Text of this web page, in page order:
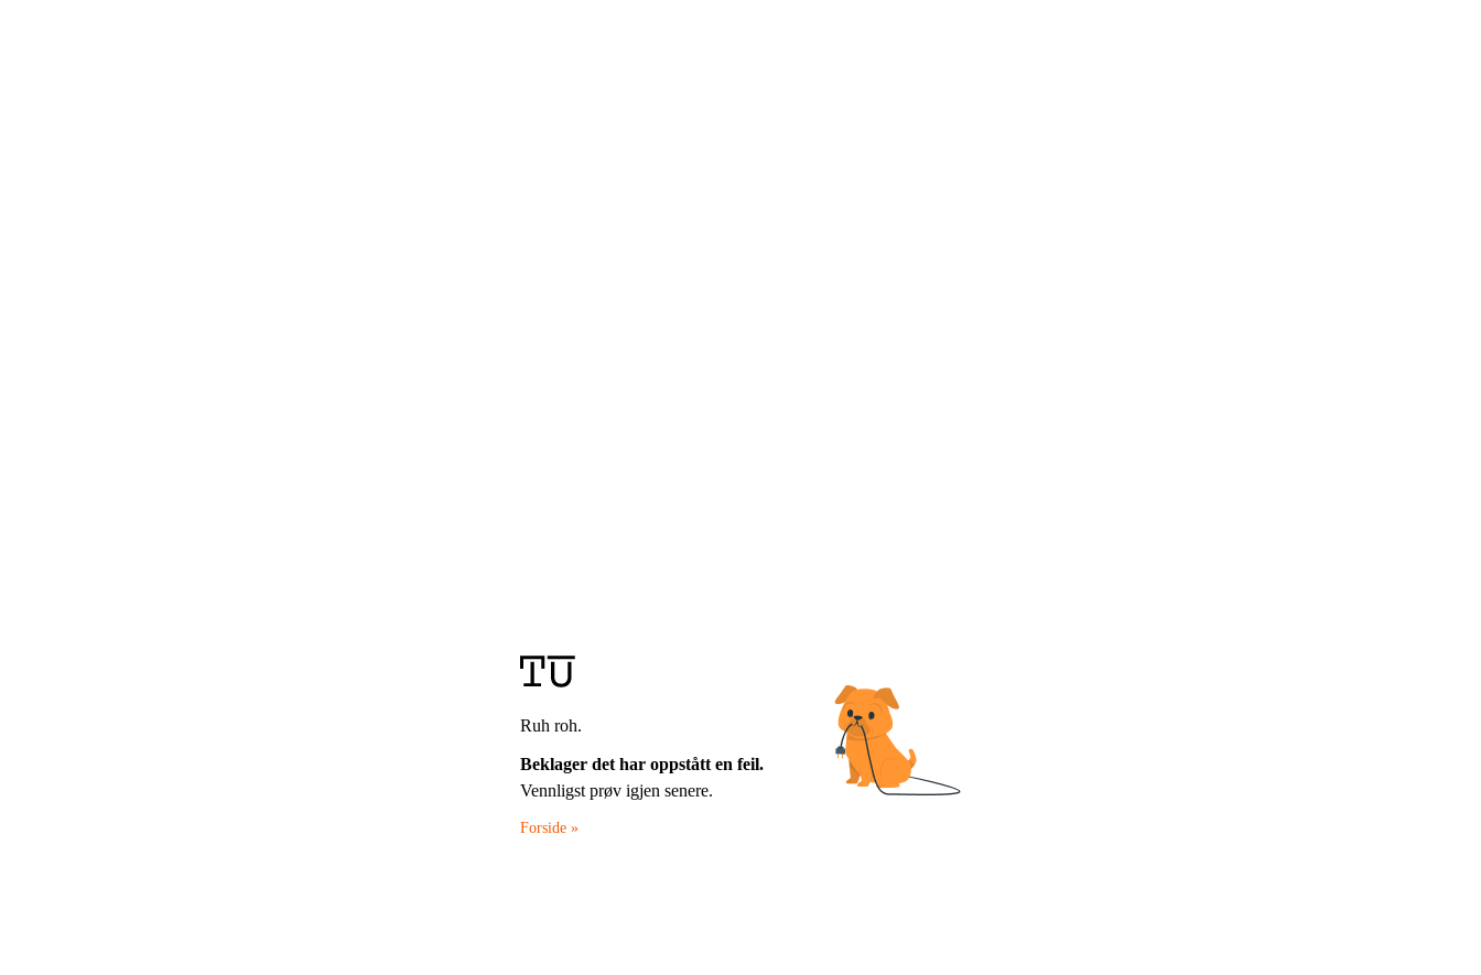
Ruh roh.
Beklager det har oppstått en feil.
Vennligst prøv igjen senere.
Forside »